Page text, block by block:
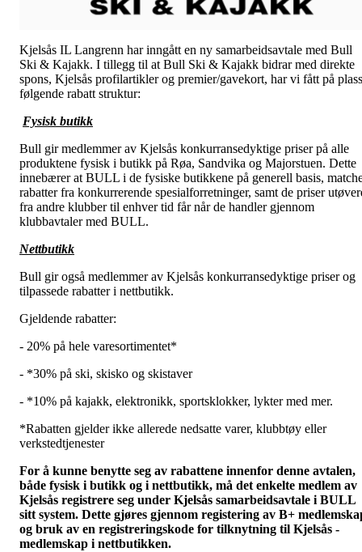
Kjelsås IL Langrenn har inngått en ny samarbeidsavtale med Bull
Ski & Kajakk. I tillegg til at Bull Ski & Kajakk bidrar med direkte
spons, Kjelsås profilartikler og premier/gavekort, har vi fått på plass
følgende rabatt struktur:
Fysisk butikk
Bull gir medlemmer av Kjelsås konkurransedyktige priser på alle
produktene fysisk i butikk på Røa, Sandvika og Majorstuen. Dette
innebærer at BULL i de fysiske butikkene på generell basis,
rabatter fra konkurrerende spesialforretninger, samt de priser
fra andre klubber til enhver tid får når de handler gjennom
klubbavtaler med BULL.
Nettbutikk
Bull gir også medlemmer av Kjelsås konkurransedyktige priser og
tilpassede rabatter i nettbutikk.
Gjeldende rabatter:
- 20% på hele varesortimentet*
- *30% på ski, skisko og skistaver
- *10% på kajakk, elektronikk, sportsklokker, lykter med mer.
*Rabatten gjelder ikke allerede nedsatte varer, klubbtøy eller
verkstedtjenester
For å kunne benytte seg av rabattene innenfor denne avtalen,
både fysisk i butikk og i nettbutikk, må det enkelte medlem av
Kjelsås registrere seg under Kjelsås samarbeidsavtale i BULL
sitt system. Dette gjøres gjennom registering av B+
og bruk av en registreringskode for tilknytning til Kjelsås -
medlemskap i nettbutikken.